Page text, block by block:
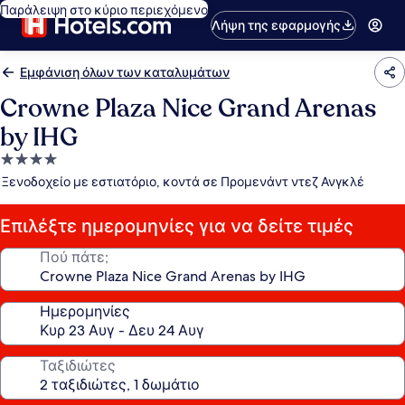
Παράλειψη στο κύριο περιεχόμενο
Λήψη της εφαρμογής
Εμφάνιση όλων των καταλυμάτων
Crowne Plaza Nice Grand Arenas
by IHG
Κατάλυμα
με
αστέρια
Ξενοδοχείο με εστιατόριο, κοντά σε Προμενάντ ντεζ Ανγκλέ
Επιλέξτε ημερομηνίες για να δείτε τιμές
Πού πάτε;
Ημερομηνίες
Ταξιδιώτες